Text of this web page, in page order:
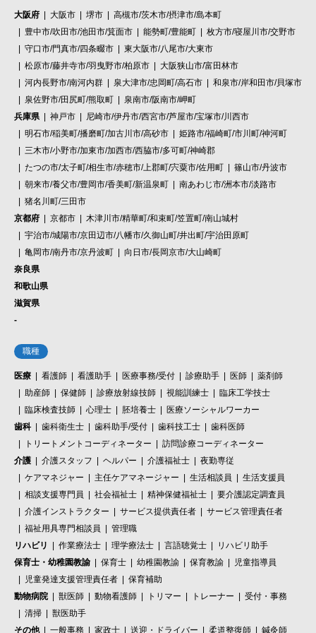
大阪府 大阪市 堺市
高槻市/茨木市/摂津市/島本町
豊中市/吹田市/池田市/箕面市
能勢町/豊能町
枚方市/寝屋川市/交野市
守口市/門真市/四条畷市
東大阪市/八尾市/大東市
松原市/藤井寺市/羽曳野市/柏原市
大阪狭山市/富田林市
河内長野市/南河内群
泉大津市/忠岡町/高石市
和泉市/岸和田市/貝塚市
泉佐野市/田尻町/熊取町
泉南市/阪南市/岬町
兵庫県
神戸市
尼崎市/伊丹市/西宮市/芦屋市/宝塚市/川西市
明石市/稲美町/播磨町/加古川市/高砂市
姫路市/福崎町/市川町/神河町
三木市/小野市/加東市/加西市/西脇市/多可町/神崎郡
たつの市/太子町/相生市/赤穂市/上郡町/宍粟市/佐用町
篠山市/丹波市
朝来市/養父市/豊岡市/香美町/新温泉町
南あわじ市/洲本市/淡路市
猪名川町/三田市
京都府
京都市
木津川市/精華町/和束町/笠置町/南山城村
宇治市/城陽市/京田辺市/八幡市/久御山町/井出町/宇治田原町
亀岡市/南丹市/京丹波町
向日市/長岡京市/大山崎町
奈良県
和歌山県
滋賀県
-
職種
医療 看護師 看護助手 医療事務/受付 診療助手 医師
薬剤師
助産師
保健師 診療放射線技師 視能訓練士
臨床工学技士
臨床検査技師
心理士 胚培養士
医療ソーシャルワーカー
歯科
歯科衛生士 歯科助手/受付 歯科技工士
歯科医師
トリートメントコーディネーター
訪問診療コーディネーター
介護
介護スタッフ ヘルパー 介護福祉士
夜勤専従
ケアマネジャー
主任ケアマネージャー 生活相談員
生活支援員
相談支援専門員
社会福祉士 精神保健福祉士
要介護認定調査員
介護インストラクター
サービス提供責任者
サービス管理責任者
福祉用具専門相談員
管理職
リハビリ
作業療法士 理学療法士 言語聴覚士
リハビリ助手
保育士・幼稚園教諭
保育士 幼稚園教諭 保育教諭
児童指導員
児童発達支援管理責任者
保育補助
動物病院
獣医師 動物看護師 トリマー トレーナー
受付・事務
清掃
獣医助手
その他
一般事務 家政士 送迎・ドライバー 柔道整復師 鍼灸師